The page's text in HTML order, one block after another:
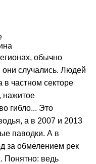
обычно
случались. Людей
в частном секторе
нажитое
гибло... Это
а в 2007 и 2013
паводки. А в
за обмелением рек
Понятно: ведь